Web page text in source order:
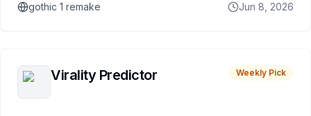
gothic 1 remake Jun 8, 2026
Virality Predictor Weekly Pick